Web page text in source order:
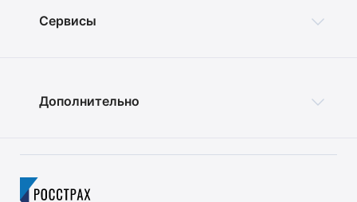
Сервисы
Дополнительно